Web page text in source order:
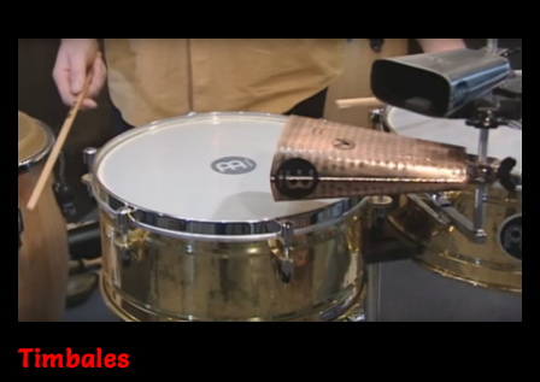
Timbales